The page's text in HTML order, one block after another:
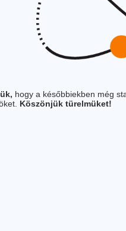
hogy a későbbiekben még
Köszönjük türelmüket!